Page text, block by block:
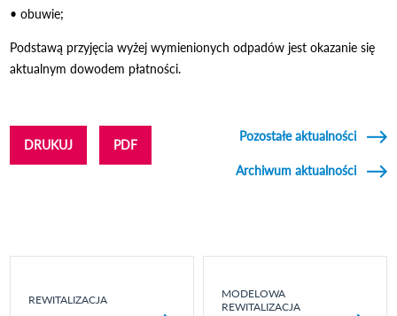
• obuwie;
Podstawą przyjęcia wyżej wymienionych odpadów jest okazanie się
aktualnym dowodem płatności.
DRUKUJ PDF
Pozostałe aktualności
Archiwum aktualności
REWITALIZACJA
MODELOWA
REWITALIZACJA